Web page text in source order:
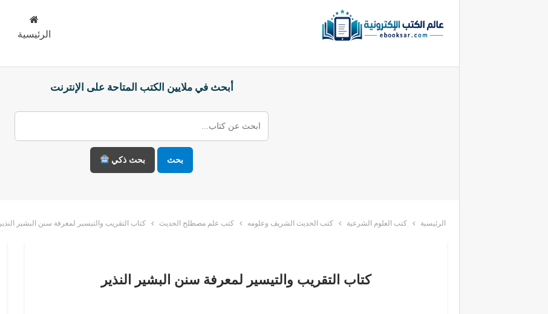
الرئيسية
أبحث في ملايين الكتب المتاحة على الإنترنت
بحث بحث ذكي
الرئيسية كتب العلوم الشرعية كتب الحديث الشريف وعلومه كتب علم مصطلح الحديث كتاب التقريب والتيسير لمعرفة سنن البشير النذير
كتاب التقريب والتيسير لمعرفة سنن البشير النذير